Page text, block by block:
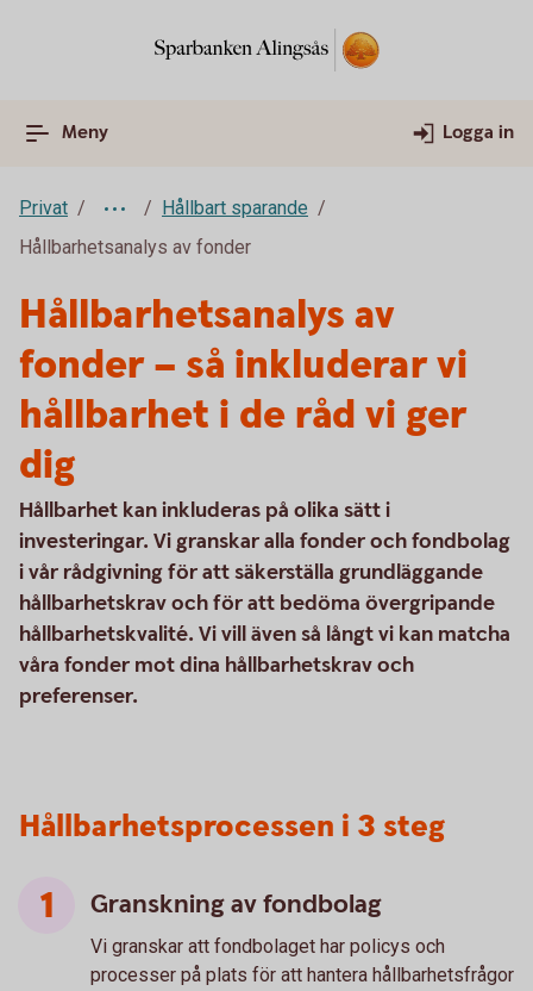
Meny Logga in
Privat
Hållbart sparande
Hållbarhetsanalys av fonder
Hållbarhetsanalys av
fonder – så inkluderar vi
hållbarhet i de råd vi ger
dig
Hållbarhet kan inkluderas på olika sätt i
investeringar. Vi granskar alla fonder och fondbolag
i vår rådgivning för att säkerställa grundläggande
hållbarhetskrav och för att bedöma övergripande
hållbarhetskvalité. Vi vill även så långt vi kan matcha
våra fonder mot dina hållbarhetskrav och
preferenser.
Hållbarhetsprocessen i 3 steg
Granskning av fondbolag
Vi granskar att fondbolaget har policys och
processer på plats för att hantera hållbarhetsfrågor